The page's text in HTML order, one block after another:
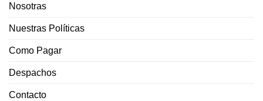
Nosotras
Nuestras Políticas
Como Pagar
Despachos
Contacto